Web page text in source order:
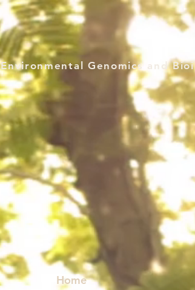
Environmental Genomics and
Home